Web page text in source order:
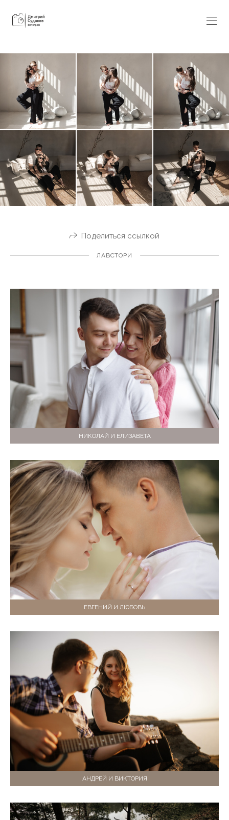
Поделиться ссылкой
ЛАВСТОРИ
НИКОЛАЙ И ЕЛИЗАВЕТА
ЕВГЕНИЙ И ЛЮБОВЬ
АНДРЕЙ И ВИКТОРИЯ